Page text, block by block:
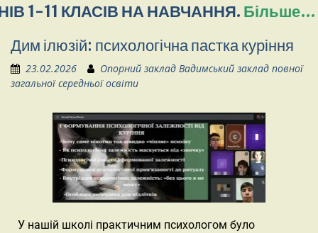
КЛАСІВ НА НАВЧАННЯ.Більше…
Дим ілюзій: психологічна пастка куріння
23.02.2026
Опорний заклад Вадимський заклад повної
загальної середньої освіти
У нашій школі практичним психологом було